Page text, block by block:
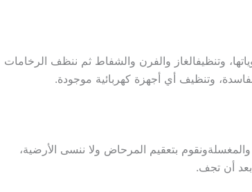
، وتنظيفالغاز والفرن والشفاط ثم ننظف الرخامات
، وتنظيف أي أجهزة كهربائية موجودة.
والمغسلةونقوم بتعقيم المرحاض ولا ننسى الأرضية،
بعد أن تجف.